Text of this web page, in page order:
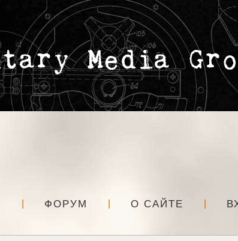
ФОРУМ О САЙТЕ